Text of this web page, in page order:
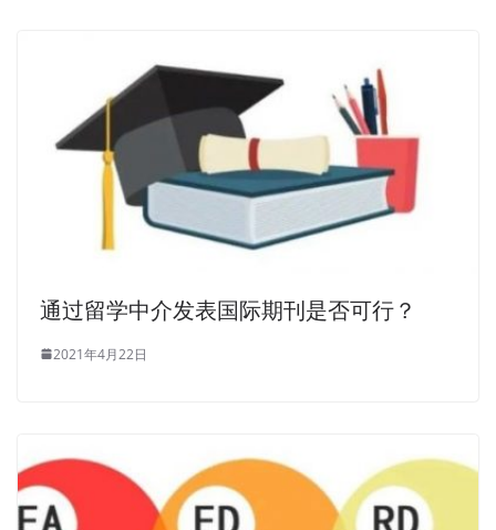
通过留学中介发表国际期刊是否可行？
2021年4月22日